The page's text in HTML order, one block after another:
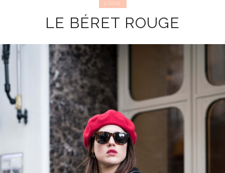
LOOK
LE BÉRET ROUGE